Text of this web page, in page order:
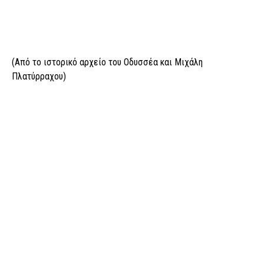
(Από το ιστορικό αρχείο του Οδυσσέα και Μιχάλη
Πλατύρραχου)